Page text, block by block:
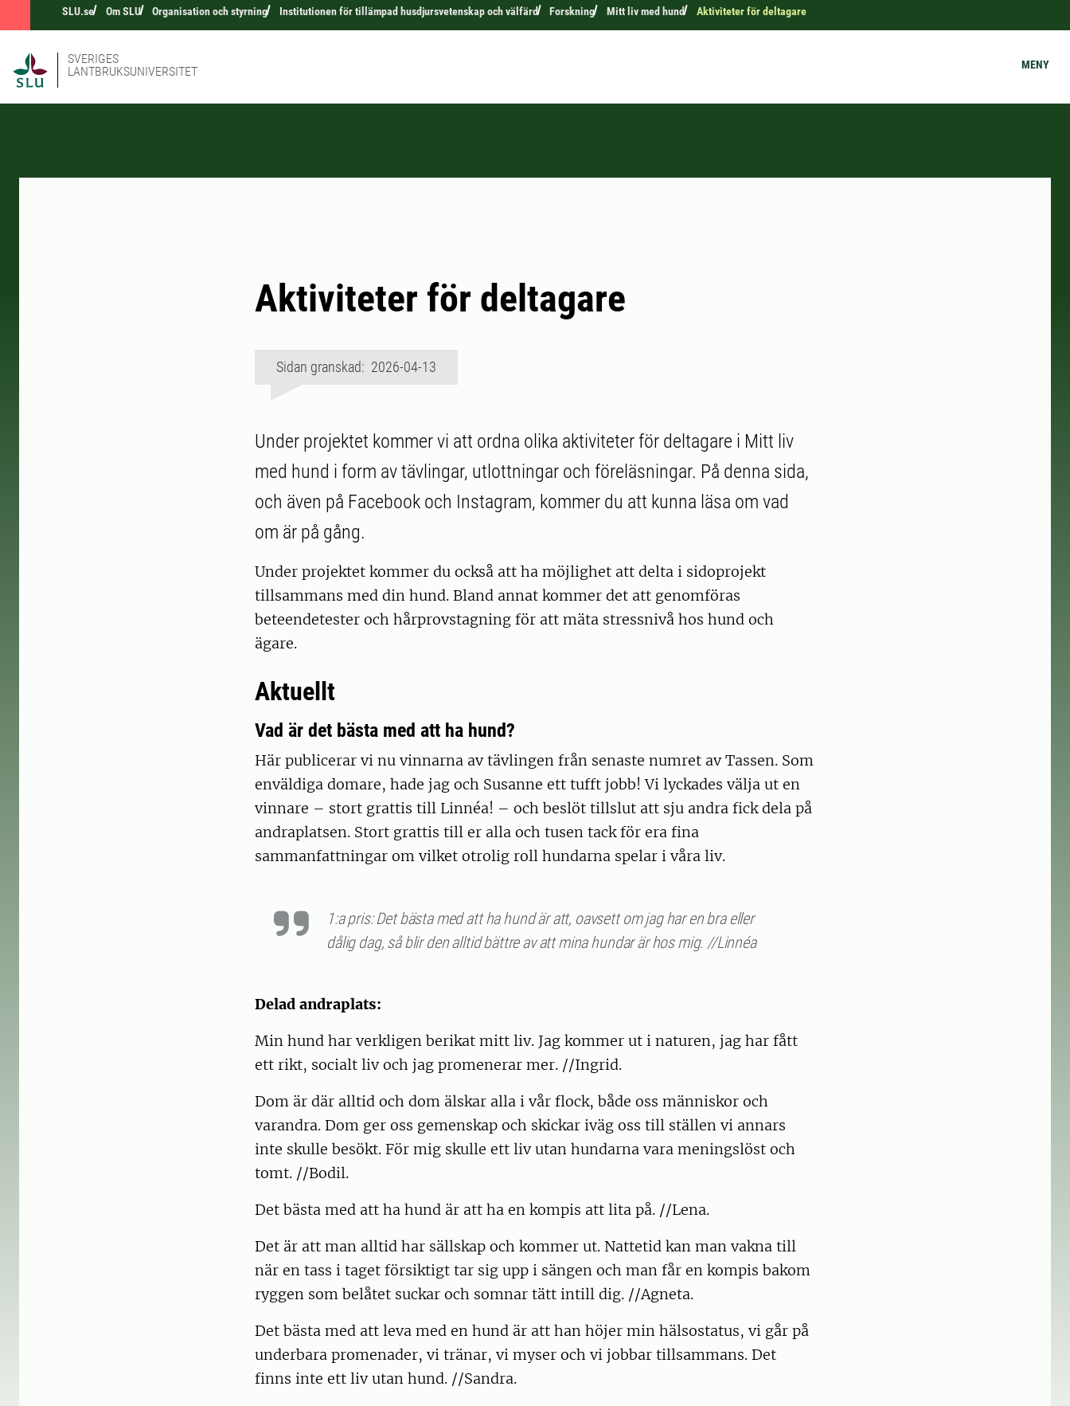
SLU.se Om SLU Organisation och styrning Institutionen för tillämpad husdjursvetenskap och välfärd Forskning Mitt liv med hund Aktiviteter för deltagare
SVERIGES
LANTBRUKSUNIVERSITET
MENY
Aktiviteter för deltagare
Sidan granskad: 2026-04-13
Under projektet kommer vi att ordna olika aktiviteter för deltagare i Mitt liv
med hund i form av tävlingar, utlottningar och föreläsningar. På denna sida,
och även på Facebook och Instagram, kommer du att kunna läsa om vad
om är på gång.
Under projektet kommer du också att ha möjlighet att delta i sidoprojekt
tillsammans med din hund. Bland annat kommer det att genomföras
beteendetester och hårprovstagning för att mäta stressnivå hos hund och
ägare.
Aktuellt
Vad är det bästa med att ha hund?
Här publicerar vi nu vinnarna av tävlingen från senaste numret av Tassen. Som
enväldiga domare, hade jag och Susanne ett tufft jobb! Vi lyckades välja ut en
vinnare – stort grattis till Linnéa! – och beslöt tillslut att sju andra fick dela på
andraplatsen. Stort grattis till er alla och tusen tack för era fina
sammanfattningar om vilket otrolig roll hundarna spelar i våra liv.
1:a pris: Det bästa med att ha hund är att, oavsett om jag har en bra eller
dålig dag, så blir den alltid bättre av att mina hundar är hos mig. //Linnéa
Delad andraplats:
Min hund har verkligen berikat mitt liv. Jag kommer ut i naturen, jag har fått
ett rikt, socialt liv och jag promenerar mer. //Ingrid.
Dom är där alltid och dom älskar alla i vår flock, både oss människor och
varandra. Dom ger oss gemenskap och skickar iväg oss till ställen vi annars
inte skulle besökt. För mig skulle ett liv utan hundarna vara meningslöst och
tomt. //Bodil.
Det bästa med att ha hund är att ha en kompis att lita på. //Lena.
Det är att man alltid har sällskap och kommer ut. Nattetid kan man vakna till
när en tass i taget försiktigt tar sig upp i sängen och man får en kompis bakom
ryggen som belåtet suckar och somnar tätt intill dig. //Agneta.
Det bästa med att leva med en hund är att han höjer min hälsostatus, vi går på
underbara promenader, vi tränar, vi myser och vi jobbar tillsammans. Det
finns inte ett liv utan hund. //Sandra.